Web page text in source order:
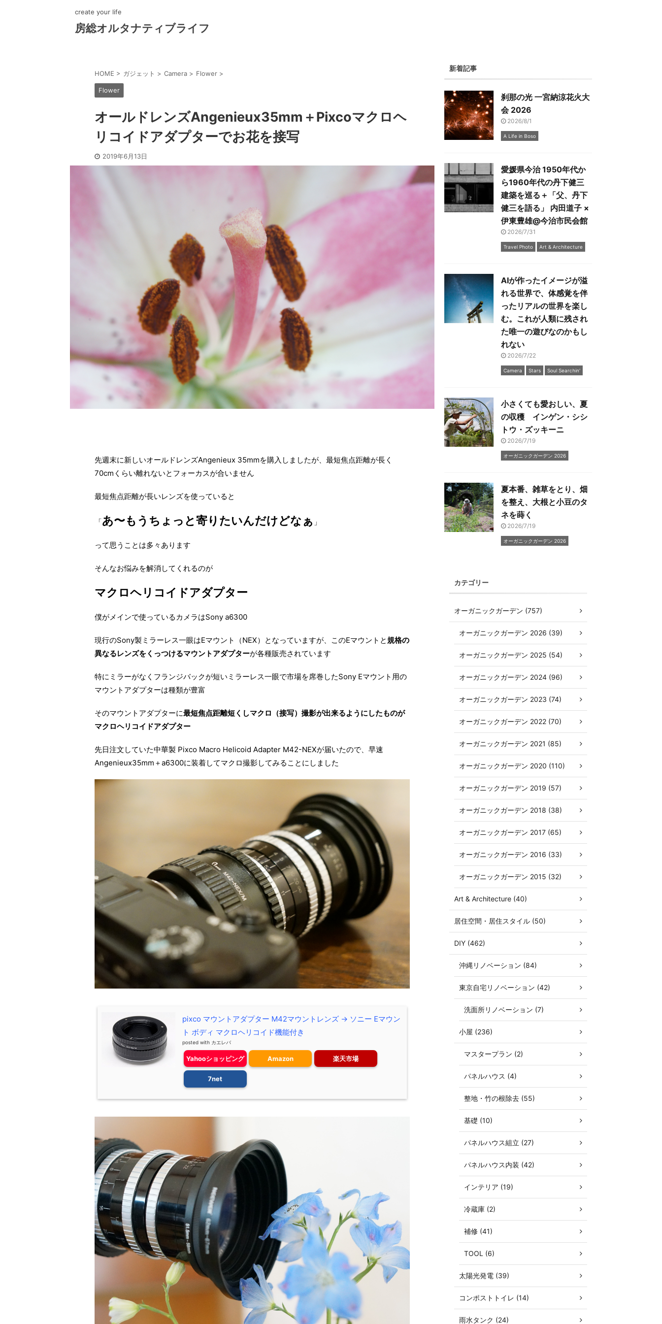
create your life
房総オルタナティブライフ
HOME > ガジェット > Camera > Flower >
Flower
オールドレンズAngenieux35mm＋Pixcoマクロヘ
リコイドアダプターでお花を接写
2019年6月13日
先週末に新しいオールドレンズAngenieux 35mmを購入しましたが、最短焦点距離が長く
70cmくらい離れないとフォーカスが合いません
最短焦点距離が長いレンズを使っていると
「あ〜もうちょっと寄りたいんだけどなぁ 」
って思うことは多々あります
そんなお悩みを解消してくれるのが
マクロヘリコイドアダプター
僕がメインで使っているカメラはSony a6300
現行のSony製ミラーレス一眼はEマウント（NEX）となっていますが、このEマウントと規格の
異なるレンズをくっつけるマウントアダプターが各種販売されています
特にミラーがなくフランジバックが短いミラーレス一眼で市場を席巻したSony Eマウント用の
マウントアダプターは種類が豊富
そのマウントアダプターに最短焦点距離短くしマクロ（接写）撮影が出来るようにしたものが
マクロヘリコイドアダプター
先日注文していた中華製 Pixco Macro Helicoid Adapter M42-NEXが届いたので、早速
Angenieux35mm＋a6300に装着してマクロ撮影してみることにしました
pixco マウントアダプター M42マウントレンズ → ソニー Eマウン
ト ボディ マクロヘリコイド機能付き
posted with カエレバ
Yahooショッピング Amazon 楽天市場
7net
新着記事
刹那の光 一宮納涼花火大
会 2026
2026/8/1
A Life in Boso
愛媛県今治 1950年代か
ら1960年代の丹下健三
建築を巡る＋「父、丹下
健三を語る」 内田道子 ×
伊東豊雄@今治市民会館
2026/7/31
Travel Photo Art & Architecture
AIが作ったイメージが溢
れる世界で、体感覚を伴
ったリアルの世界を楽し
む。これが人類に残され
た唯一の遊びなのかもし
れない
2026/7/22
Camera Stars Soul Searchin'
小さくても愛おしい、夏
の収穫 インゲン・シシ
トウ・ズッキーニ
2026/7/19
オーガニックガーデン 2026
夏本番、雑草をとり、畑
を整え、大根と小豆のタ
ネを蒔く
2026/7/19
オーガニックガーデン 2026
カテゴリー
オーガニックガーデン (757)
オーガニックガーデン 2026 (39)
オーガニックガーデン 2025 (54)
オーガニックガーデン 2024 (96)
オーガニックガーデン 2023 (74)
オーガニックガーデン 2022 (70)
オーガニックガーデン 2021 (85)
オーガニックガーデン 2020 (110)
オーガニックガーデン 2019 (57)
オーガニックガーデン 2018 (38)
オーガニックガーデン 2017 (65)
オーガニックガーデン 2016 (33)
オーガニックガーデン 2015 (32)
Art & Architecture (40)
居住空間・居住スタイル (50)
DIY (462)
沖縄リノベーション (84)
東京自宅リノベーション (42)
洗面所リノベーション (7)
小屋 (236)
マスタープラン (2)
パネルハウス (4)
整地・竹の根除去 (55)
基礎 (10)
パネルハウス組立 (27)
パネルハウス内装 (42)
インテリア (19)
冷蔵庫 (2)
補修 (41)
TOOL (6)
太陽光発電 (39)
コンポストトイレ (14)
雨水タンク (24)